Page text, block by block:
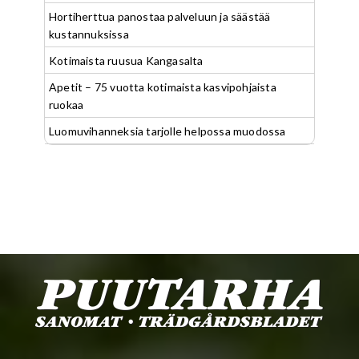
Hortiherttua panostaa palveluun ja säästää
kustannuksissa
Kotimaista ruusua Kangasalta
Apetit – 75 vuotta kotimaista kasvipohjaista
ruokaa
Luomuvihanneksia tarjolle helpossa muodossa